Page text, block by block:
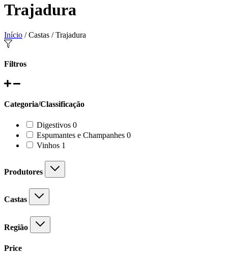
Trajadura
Início / Castas / Trajadura
Filtros
Categoria/Classificação
Digestivos 00
products
Espumantes e Champanhes 00
Vinhos 1
Produtores
Castas
Região
Price